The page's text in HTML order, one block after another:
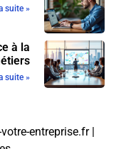
suite »
à la
suite »
entreprise.fr |